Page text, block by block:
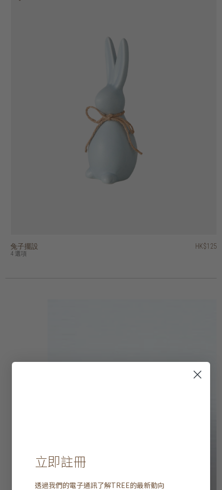
兔子擺設
4 選項
HK$125
香港區域印花容器
2 選項
HK$375
螺旋印花容器
2 選項
HK$375
裝飾蘋果
2 選項
HK$145
柚木容器連蓋 HK$195
柚木淺口碗 HK$395
混合天然物雙色掛牆裝飾 HK$1,950
籐製網格掛牆裝飾 HK$1,950
藤織圓盤掛牆裝飾 HK$2,250
雲石蛋形紙鎮
3 選項
HK$95
立即註冊
透過我們的電子通訊了解TREE的最新動向